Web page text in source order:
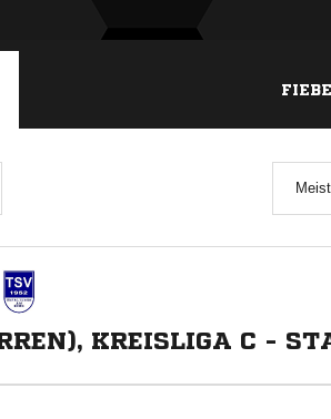
KREISLIGA C -